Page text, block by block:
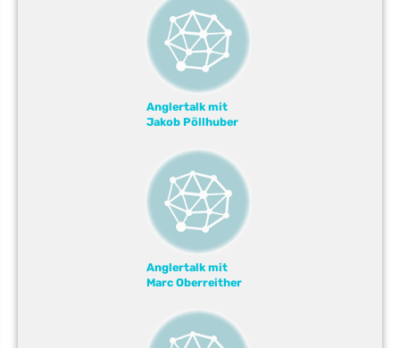
Anglertalk mit
Jakob Pöllhuber
Anglertalk mit
Marc Oberreither